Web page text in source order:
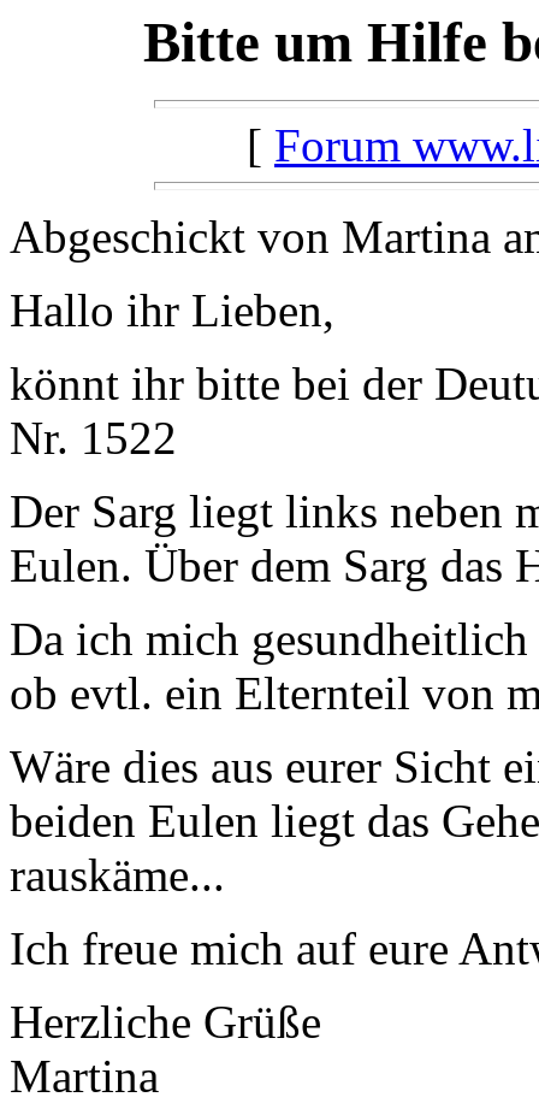
Bitte um Hilfe
[ Forum
Abgeschickt von Martina
Hallo ihr Lieben,
könnt ihr bitte bei der
Nr. 1522
Der Sarg liegt links neben
Eulen. Über dem Sarg das
Da ich mich
ob evtl. ein Elternteil von
Wäre dies aus eurer Sicht
beiden Eulen liegt das
rauskäme...
Ich freue mich auf eure
Herzliche Grüße
Martina